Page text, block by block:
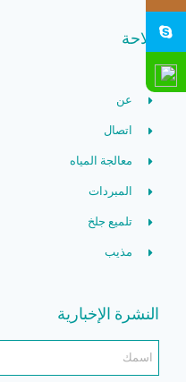
ملاحة
عن
اتصال
معالجة المياه
المبردات
تلميع جلخ
مذيب
النشرة الإخبارية